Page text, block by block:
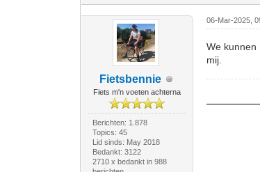
Fietsbennie
Fiets m'n voeten achterna
Berichten: 1.878
Topics: 45
Lid sinds: May 2018
Bedankt: 3122
2710 x bedankt in 988
06-Mar-2025,
We kunnen
mij.